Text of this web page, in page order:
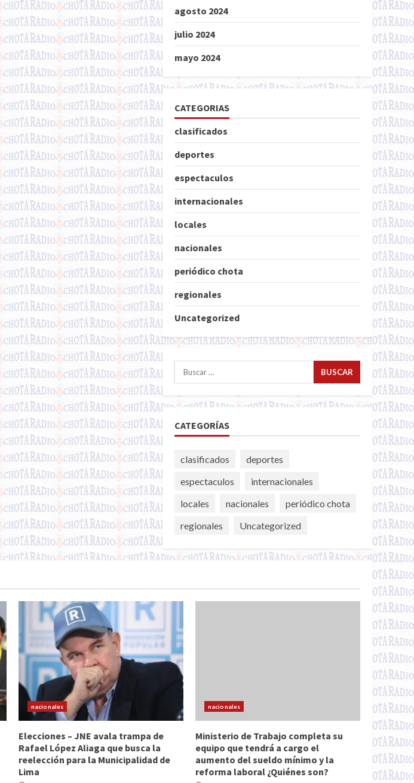
agosto 2024
julio 2024
mayo 2024
CATEGORIAS
clasificados
deportes
espectaculos
internacionales
locales
nacionales
periódico chota
regionales
Uncategorized
Buscar:
CATEGORÍAS
clasificados
deportes
espectaculos
internacionales
locales
nacionales
periódico chota
regionales
Uncategorized
nacionales
Elecciones – JNE avala trampa de
Rafael López Aliaga que busca la
reelección para la Municipalidad de
Lima
nacionales
Ministerio de Trabajo completa su
equipo que tendrá a cargo el
aumento del sueldo mínimo y la
reforma laboral ¿Quiénes son?